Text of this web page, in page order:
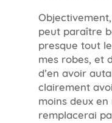
peut paraître
presque tout
mes robes, et
d’en avoir
clairement
moins deux
remplacerai